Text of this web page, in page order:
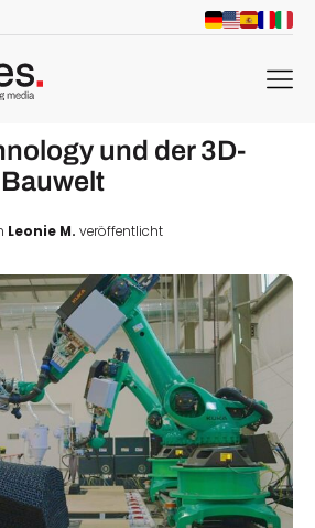
menu
und der 3D-
Leonie M. veröffentlicht